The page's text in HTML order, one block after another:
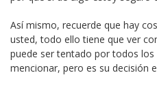
Así mismo, recuerde que hay
usted, todo ello tiene que ver
puede ser tentado por todos
mencionar, pero es su decisión